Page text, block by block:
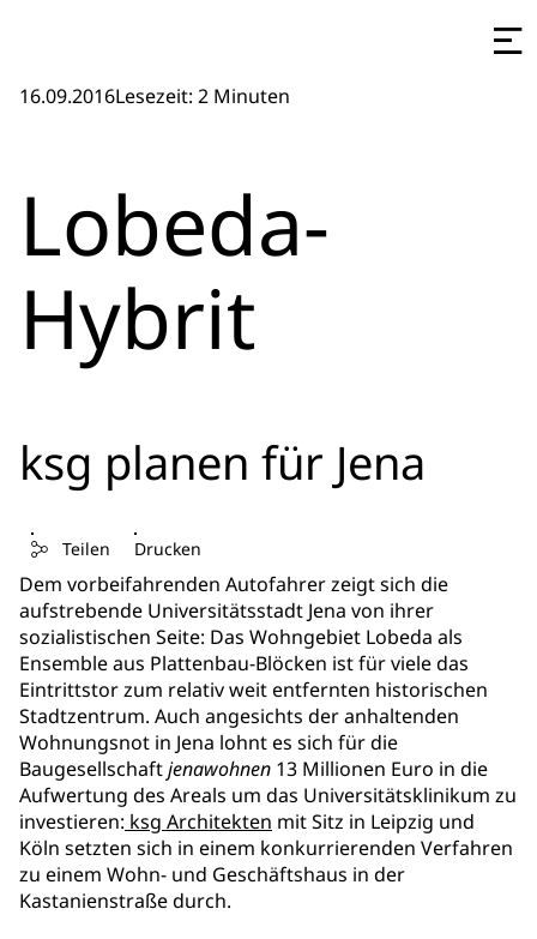
16.09.2016Lesezeit: 2 Minuten
Lobeda-
Hybrit
ksg planen für Jena
Teilen Drucken
Dem vorbeifahrenden Autofahrer zeigt sich die
aufstrebende Universitätsstadt Jena von ihrer
sozialistischen Seite: Das Wohngebiet Lobeda als
Ensemble aus Plattenbau-Blöcken ist für viele das
Eintrittstor zum relativ weit entfernten historischen
Stadtzentrum. Auch angesichts der anhaltenden
Wohnungsnot in Jena lohnt es sich für die
Baugesellschaftjenawohnen 13 Millionen Euro in die
Aufwertung des Areals um das Universitätsklinikum zu
investieren: ksg Architekten mit Sitz in Leipzig und
Köln setzten sich in einem konkurrierenden Verfahren
zu einem Wohn- und Geschäftshaus in der
Kastanienstraße durch.